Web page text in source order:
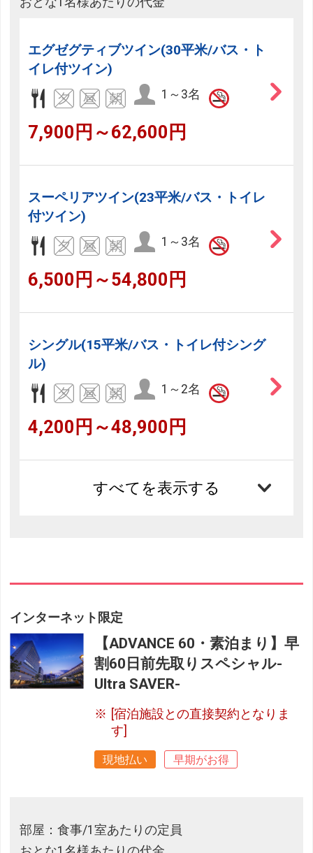
エグゼグティブツイン(30平米/バス・ト
イレ付ツイン)
1～3名
7,900円～62,600円
スーペリアツイン(23平米/バス・トイレ
付ツイン)
1～3名
6,500円～54,800円
シングル(15平米/バス・トイレ付シング
ル)
1～2名
4,200円～48,900円
すべてを表示する
インターネット限定
【ADVANCE 60・素泊まり】早
割60日前先取りスペシャル-
Ultra SAVER-
[宿泊施設との直接契約となりま
す]
現地払い 早期がお得
部屋：食事/1室あたりの定員